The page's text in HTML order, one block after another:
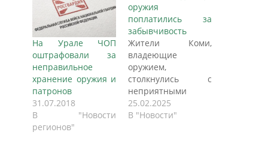
На Урале ЧОП
оштрафовали за
неправильное
хранение оружия и
патронов
31.07.2018
В "Новости
регионов"
оружия
поплатились за
забывчивость
Жители Коми,
владеющие
оружием,
столкнулись с
неприятными
последствиями
простой
25.02.2025
В "Новости"